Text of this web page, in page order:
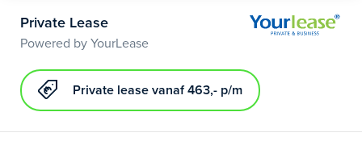
Private Lease
Powered by YourLease
Private lease vanaf 463,- p/m